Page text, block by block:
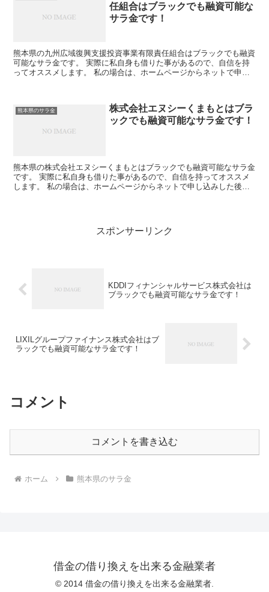
任組合はブラックでも融資可能な
サラ金です！
熊本県の九州広域復興支援投資事業有限責任組合はブラックでも融資
可能なサラ金です。 実際に私自身も借りた事があるので、自信を持
ってオススメします。 私の場合は、ホームページからネットで申し
熊本県のサラ金
株式会社エヌシーくまもとはブラ
ックでも融資可能なサラ金です！
熊本県の株式会社エヌシーくまもとはブラックでも融資可能なサラ金
です。 実際に私自身も借りた事があるので、自信を持ってオススメ
します。 私の場合は、ホームページからネットで申し込みした後に
スポンサーリンク
KDDIフィナンシャルサービス株式会社は
ブラックでも融資可能なサラ金です！
LIXILグループファイナンス株式会社はブ
ラックでも融資可能なサラ金です！
コメント
コメントを書き込む
ホーム 熊本県のサラ金
借金の借り換えを出来る金融業者
© 2014 借金の借り換えを出来る金融業者.